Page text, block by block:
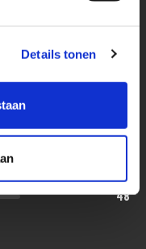
Details tonen
Ducati
Het MotoPort Flexplan.
€ 22.300,-
48